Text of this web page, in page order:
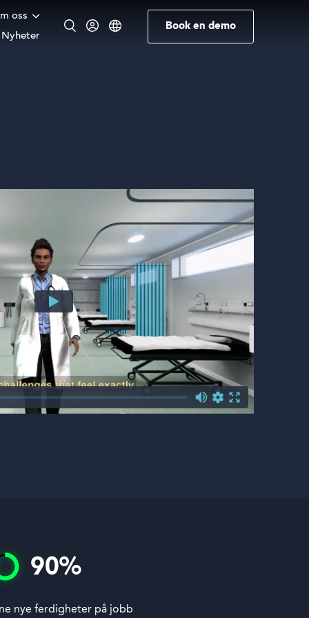
oss
Nyheter
Book en demo
90%
nye ferdigheter på jobb